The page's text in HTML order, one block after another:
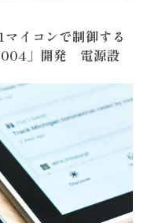
イコンで制御する
」開発 電源設